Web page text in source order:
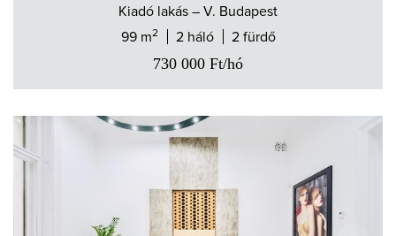
Kiadó lakás– V. Budapest
99 m2 2 háló 2 fürdő
730 000 Ft/hó